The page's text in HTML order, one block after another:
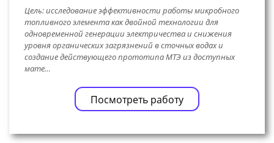
Цель: исследование эффективности работы микробного
топливного элемента как двойной технологии для
одновременной генерации электричества и снижения
уровня органических загрязнений в сточных водах и
создание действующего прототипа МТЭ из доступных
мате…
Посмотреть работу